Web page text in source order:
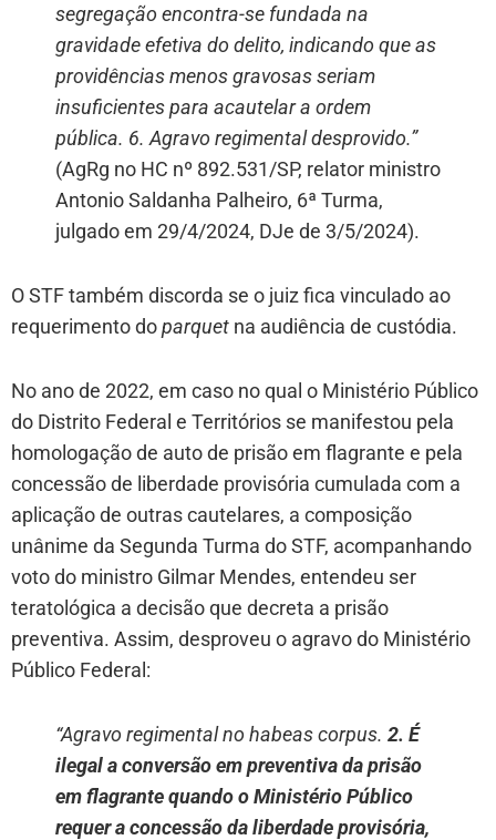
segregação encontra-se fundada na
gravidade efetiva do delito, indicando que as
providências menos gravosas seriam
insuficientes para acautelar a ordem
pública. 6. Agravo regimental desprovido.”
(AgRg no HC nº 892.531/SP, relator ministro
Antonio Saldanha Palheiro, 6ª Turma,
julgado em 29/4/2024, DJe de 3/5/2024).
O STF também discorda se o juiz fica vinculado ao
requerimento doparquet na audiência de custódia.
No ano de 2022, em caso no qual o Ministério Público
do Distrito Federal e Territórios se manifestou pela
homologação de auto de prisão em flagrante e pela
concessão de liberdade provisória cumulada com a
aplicação de outras cautelares, a composição
unânime da Segunda Turma do STF, acompanhando
voto do ministro Gilmar Mendes, entendeu ser
teratológica a decisão que decreta a prisão
preventiva. Assim, desproveu o agravo do Ministério
Público Federal:
“Agravo regimental no habeas corpus. 2. É
ilegal a conversão em preventiva da prisão
em flagrante quando o Ministério Público
requer a concessão da liberdade provisória,